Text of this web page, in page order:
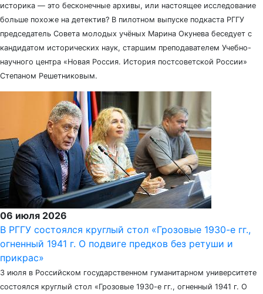
историка — это бесконечные архивы, или настоящее исследование
больше похоже на детектив? В пилотном выпуске подкаста РГГУ
председатель Совета молодых учёных Марина Окунева беседует с
кандидатом исторических наук, старшим преподавателем Учебно-
научного центра «Новая Россия. История постсоветской России»
Степаном Решетниковым.
06 июля 2026
В РГГУ состоялся круглый стол «Грозовые 1930-е гг.,
огненный 1941 г. О подвиге предков без ретуши и
прикрас»
3 июля в Российском государственном гуманитарном университете
состоялся круглый стол «Грозовые 1930-е гг., огненный 1941 г. О